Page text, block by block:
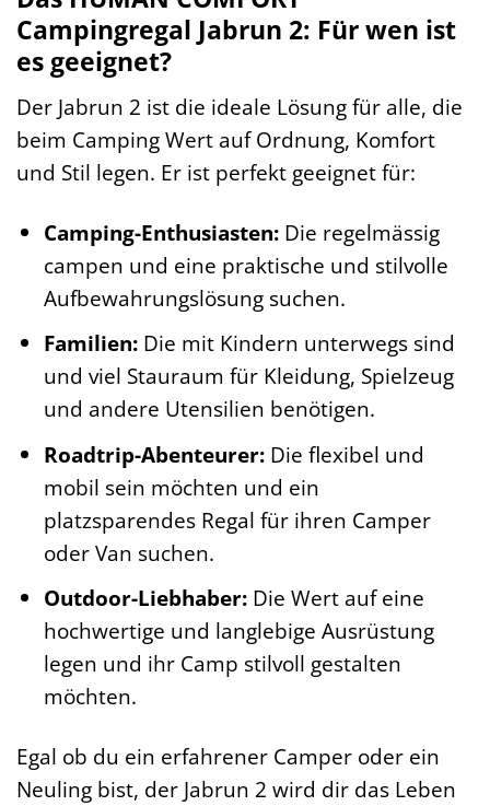
Campingregal Jabrun 2: Für wen ist
es geeignet?
Der Jabrun 2 ist die ideale Lösung für alle, die
beim Camping Wert auf Ordnung, Komfort
und Stil legen. Er ist perfekt geeignet für:
Camping-Enthusiasten:Die regelmässig
campen und eine praktische und stilvolle
Aufbewahrungslösung suchen.
Familien:Die mit Kindern unterwegs sind
und viel Stauraum für Kleidung, Spielzeug
und andere Utensilien benötigen.
Roadtrip-Abenteurer:Die flexibel und
mobil sein möchten und ein
platzsparendes Regal für ihren Camper
oder Van suchen.
Outdoor-Liebhaber:Die Wert auf eine
hochwertige und langlebige Ausrüstung
legen und ihr Camp stilvoll gestalten
möchten.
Egal ob du ein erfahrener Camper oder ein
Neuling bist, der Jabrun 2 wird dir das Leben